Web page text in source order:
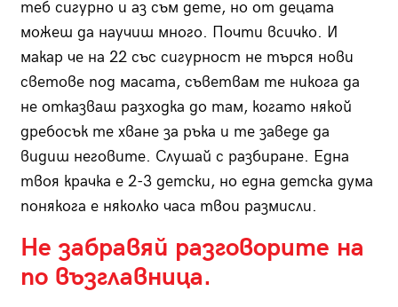
теб сигурно и аз съм дете, но от децата
можеш да научиш много. Почти всичко. И
макар че на 22 със сигурност не търся нови
светове под масата, съветвам те никога да
не отказваш разходка до там, когато някой
дребосък те хване за ръка и те заведе да
видиш неговите. Слушай с разбиране. Една
твоя крачка е 2-3 детски, но една детска дума
понякога е няколко часа твои размисли.
Не забравяй разговорите на
по възглавница.